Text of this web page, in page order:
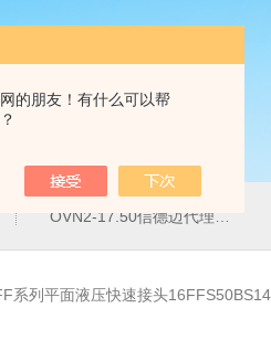
的朋友！有什么可以帮
OVN2-17.50信德迈代理PMA导管夹
系列平面液压快速接头